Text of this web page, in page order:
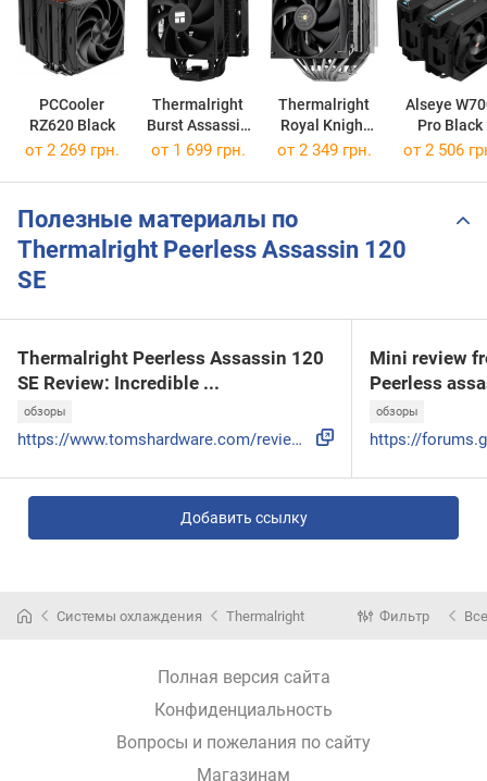
PCCooler
RZ620 Black
Thermalright
Burst Assassin
120 EVO Dark
Thermalright
Royal Knight
120
Alseye
Pro Black
от 2 269 грн. от 1 699 грн. от 2 349 грн. от 2 506
Полезные материалы по
Thermalright Peerless Assassin 120
SE
Thermalright Peerless Assassin 120
SE Review: Incredible ...
обзоры
https://www.tomshardware.com/reviews/thermalright-peerless-...
Mini review
Peerless
обзоры
Добавить ссылку
Системы охлаждения Thermalright Фильтр
Полная версия сайта
Конфиденциальность
Вопросы и пожелания по сайту
Магазинам